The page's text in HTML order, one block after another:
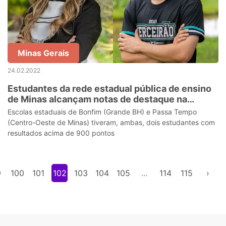
Minas Gerais
24.02.2022
Estudantes da rede estadual pública de ensino
de Minas alcançam notas de destaque na
redação do Enem 2021
Escolas estaduais de Bonfim (Grande BH) e Passa Tempo
(Centro-Oeste de Minas) tiveram, ambas, dois estudantes com
resultados acima de 900 pontos
100 101 102 103 104 105 ... 114 115 ›